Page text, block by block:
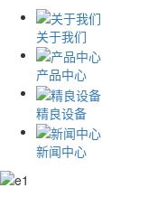
关于我们
产品中心
精良设备
新闻中心